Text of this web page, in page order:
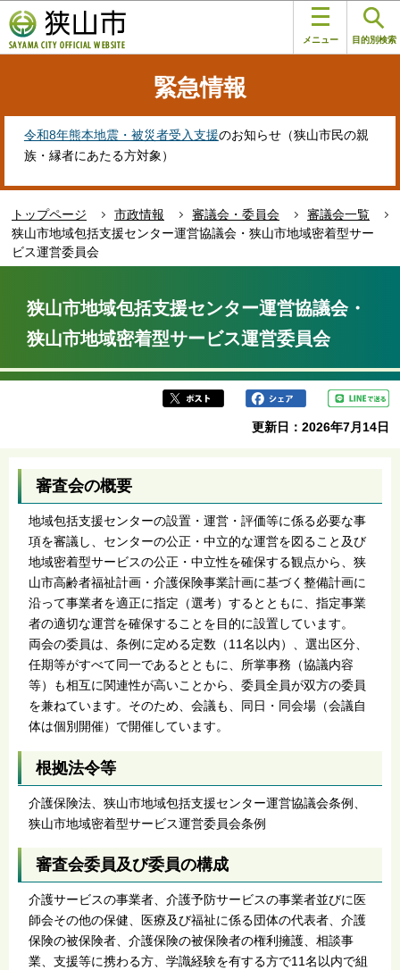
の
ペ
す
メニュー 目的別検索
緊急情報
令和8年熊本地震・被災者受入支援のお知らせ（狭山市民の親
族・縁者にあたる方対象）
トップページ 市政情報 審議会・委員会
審議会一覧
狭山市地域包括支援センター運営協議会・狭山市地域密着型サー
ビス運営委員会
ら
狭山市地域包括支援センター運営協議会・
狭山市地域密着型サービス運営委員会
更新日：2026年7月14日
審査会の概要
地域包括支援センターの設置・運営・評価等に係る必要な事
項を審議し、センターの公正・中立的な運営を図ること及び
地域密着型サービスの公正・中立性を確保する観点から、狭
山市高齢者福祉計画・介護保険事業計画に基づく整備計画に
沿って事業者を適正に指定（選考）するとともに、指定事業
者の適切な運営を確保することを目的に設置しています。
両会の委員は、条例に定める定数（11名以内）、選出区分、
任期等がすべて同一であるとともに、所掌事務（協議内容
等）も相互に関連性が高いことから、委員全員が双方の委員
を兼ねています。そのため、会議も、同日・同会場（会議自
体は個別開催）で開催しています。
根拠法令等
介護保険法、狭山市地域包括支援センター運営協議会条例、
狭山市地域密着型サービス運営委員会条例
審査会委員及び委員の構成
介護サービスの事業者、介護予防サービスの事業者並びに医
師会その他の保健、医療及び福祉に係る団体の代表者、介護
保険の被保険者、介護保険の被保険者の権利擁護、相談事
業、支援等に携わる方、学識経験を有する方で11名以内で組